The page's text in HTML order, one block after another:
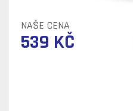
NAŠE CENA
539 KČ